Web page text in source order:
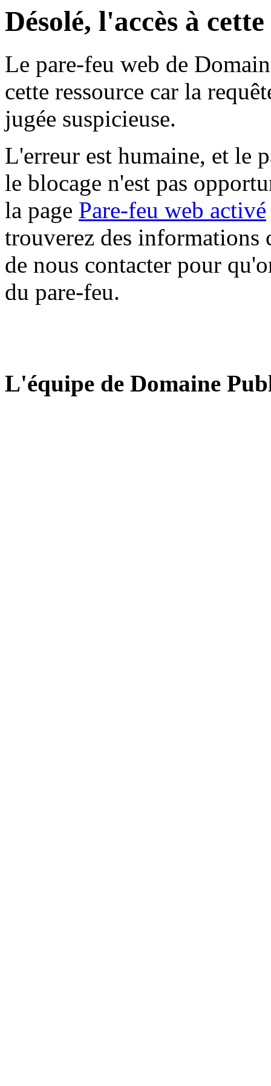
Désolé, l'accès à
Le pare-feu web de
cette ressource car la
jugée suspicieuse.
L'erreur est humaine, et le
le blocage n'est pas
la page Pare-feu web activé
trouverez des informations
de nous contacter pour
du pare-feu.
L'équipe de Domaine